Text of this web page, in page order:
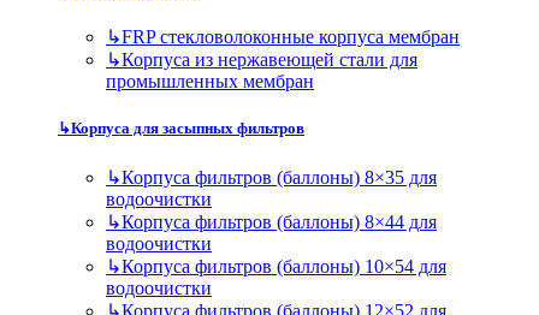
↳FRP стекловолоконные корпуса мембран
↳Корпуса из нержавеющей стали для
промышленных мембран
↳Корпуса для засыпных фильтров
↳Корпуса фильтров (баллоны) 8×35 для
водоочистки
↳Корпуса фильтров (баллоны) 8×44 для
водоочистки
↳Корпуса фильтров (баллоны) 10×54 для
водоочистки
↳Корпуса фильтров (баллоны) 12×52 для